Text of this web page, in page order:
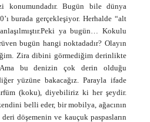
konumundadır. Bugün bile dünya
burada gerçekleşiyor. Herhalde “alt
Peki ya bugün… Kokulu
bugün hangi noktadadır? Olayın
Zira dibini görmediğim derinlikte
bu denizin çok derin olduğu
yüzüne bakacağız. Parayla ifade
(koku), diyebiliriz ki her şeydir.
belli eder, bir mobilya, ağacının
döşemenin ve kauçuk paspasların